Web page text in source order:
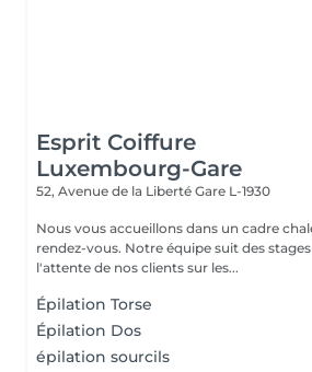
Esprit Coiffure
Luxembourg-Gare
52, Avenue de la Liberté Gare L-1930
Nous vous accueillons dans un cadre
rendez-vous. Notre équipe suit des
l'attente de nos clients sur les...
Épilation Torse
Épilation Dos
épilation sourcils